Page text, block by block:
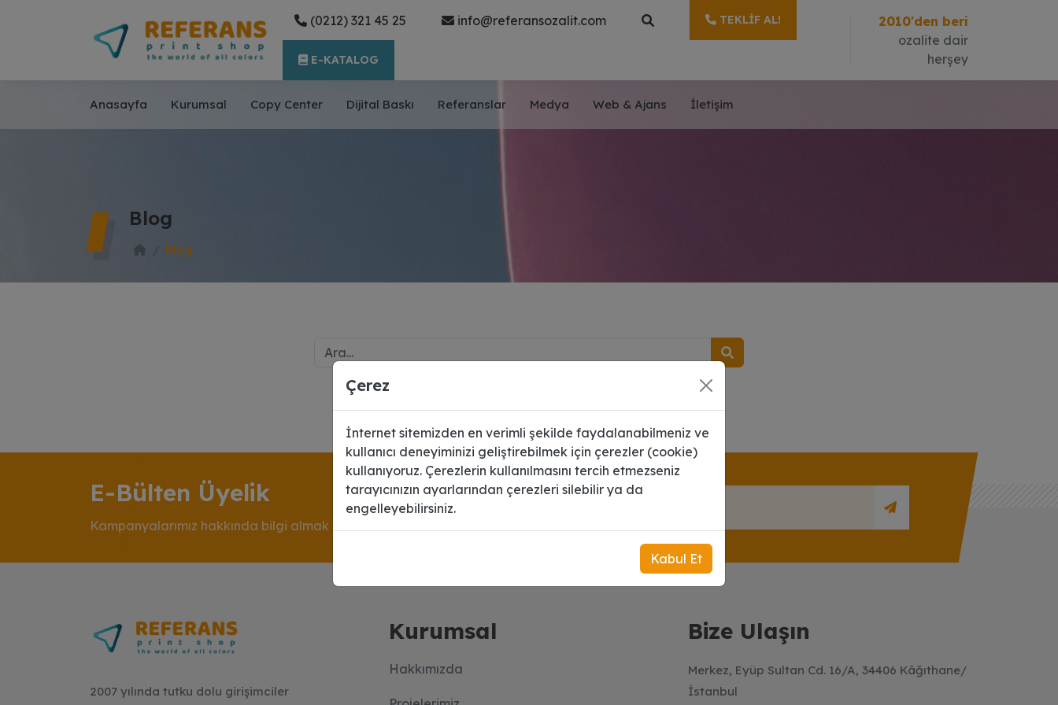
(0212) 321 45 25 info@referansozalit.com TEKLIF AL!
E-KATALOG
2010'den beri
ozalite dair
herşey
Anasayfa Kurumsal Copy Center Dijital Baskı Referanslar Medya Web & Ajans İletişim
Blog
Blog
E-Bülten Üyelik
Kampanyalarımız hakkında bilgi almak için üye olun.
2007 yılında tutku dolu girişimciler
Kurumsal
Hakkımızda
Bize Ulaşın
Merkez, Eyüp Sultan Cd. 16/A, 34406 Kâğıthane/
İstanbul
Çerez
İnternet sitemizden en verimli şekilde faydalanabilmeniz ve
kullanıcı deneyiminizi geliştirebilmek için çerezler (cookie)
kullanıyoruz. Çerezlerin kullanılmasını tercih etmezseniz
tarayıcınızın ayarlarından çerezleri silebilir ya da
engelleyebilirsiniz.
Kabul Et